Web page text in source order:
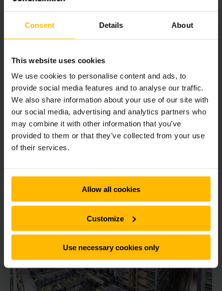
Consent Details About
This website uses cookies
We use cookies to personalise content and ads, to
provide social media features and to analyse our traffic.
We also share information about your use of our site with
our social media, advertising and analytics partners who
may combine it with other information that you’ve
provided to them or that they’ve collected from your use
of their services.
Allow all cookies
Customize
Use necessary cookies only
zijkanten.
Extra opslagcapaciteit miniload magazijn
kan de kraan worden voorzien van twee
lastopnamemiddelen. Is juist behoefte aan extra
opslagcapaciteit? Dan kan een dubbeldiep of multidiep
miniloadmagazijn een optie zijn. In een dergelijk magazijn telt
elke opslaglocatie twee of meerdere voorraadbakken, die
achter elkaar zijn geplaatst. Dat leidt tot een hogere
opslagdichtheid, maar gaat ten koste van de in- en
uitslagcapaciteit. Als de achterste voorraadbak nodig is,
moet de voorste immers eerst worden weggezet. De extra
wisselen van voorraadbakken, zodat die optimaal zijn
gepositioneerd voor de orders van de volgende dag. Een
goed begin is het halve werk.